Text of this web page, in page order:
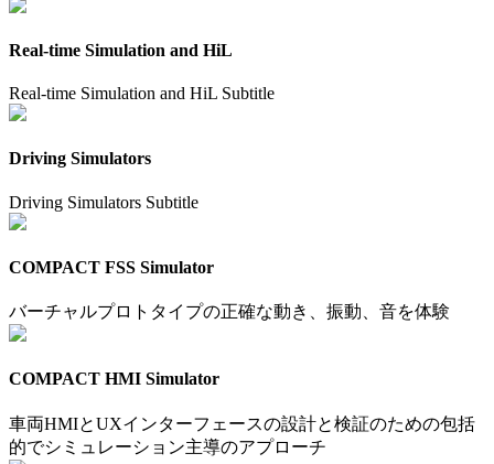
Real-time Simulation and HiL
Real-time Simulation and HiL Subtitle
Driving Simulators
Driving Simulators Subtitle
COMPACT FSS Simulator
バーチャルプロトタイプの正確な動き、振動、音を体験
COMPACT HMI Simulator
車両HMIとUXインターフェースの設計と検証のための包括
的でシミュレーション主導のアプローチ